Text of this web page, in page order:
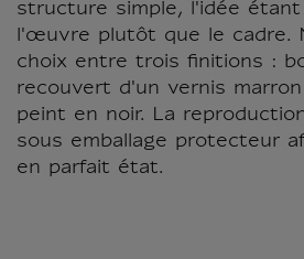
structure simple, l'idée
l'œuvre plutôt que le cadre.
choix entre trois finitions :
recouvert d'un vernis
peint en noir. La
sous emballage protecteur
en parfait état.